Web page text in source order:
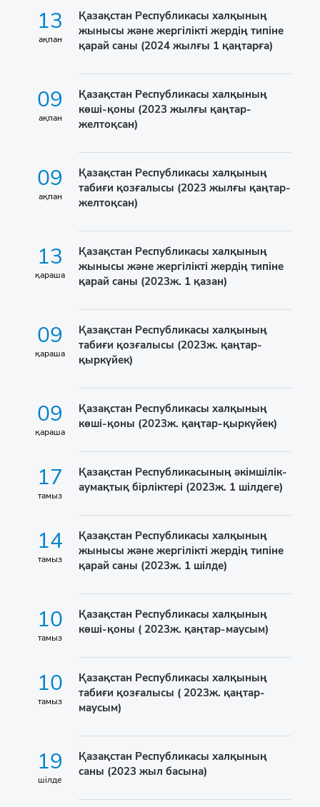
13
ақпан
Қазақстан Республикасы халқының
жынысы және жергілікті жердің типіне
қарай саны (2024 жылғы 1 қаңтарға)
09
ақпан
Қазақстан Республикасы халқының
көші-қоны (2023 жылғы қаңтар-
желтоқсан)
09
ақпан
Қазақстан Республикасы халқының
табиғи қозғалысы (2023 жылғы қаңтар-
желтоқсан)
13
қараша
Қазақстан Республикасы халқының
жынысы және жергілікті жердің типіне
қарай саны (2023ж. 1 қазан)
09
қараша
Қазақстан Республикасы халқының
табиғи қозғалысы (2023ж. қаңтар-
қыркүйек)
09
қараша
Қазақстан Республикасы халқының
көші-қоны (2023ж. қаңтар-қыркүйек)
17
тамыз
Қазақстан Республикасының әкімшілік-
аумақтық бірліктері (2023ж. 1 шілдеге)
14
тамыз
Қазақстан Республикасы халқының
жынысы және жергілікті жердің типіне
қарай саны (2023ж. 1 шілде)
10
тамыз
Қазақстан Республикасы халқының
көші-қоны ( 2023ж. қаңтар-маусым)
10
тамыз
Қазақстан Республикасы халқының
табиғи қозғалысы ( 2023ж. қаңтар-
маусым)
19
шілде
Қазақстан Республикасы халқының
саны (2023 жыл басына)